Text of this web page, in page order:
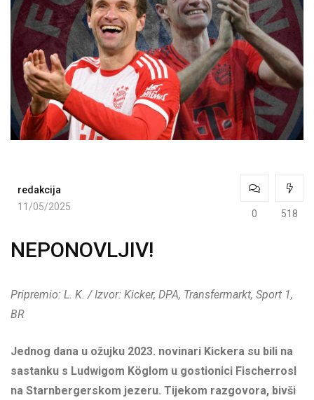
redakcija
11/05/2025
0 518
NEPONOVLJIV!
Pripremio: L. K. / Izvor: Kicker, DPA, Transfermarkt, Sport 1,
BR
Jednog dana u ožujku 2023. novinari Kickera su bili na
sastanku s Ludwigom Köglom u gostionici Fischerrosl
na Starnbergerskom jezeru. Tijekom razgovora, bivši